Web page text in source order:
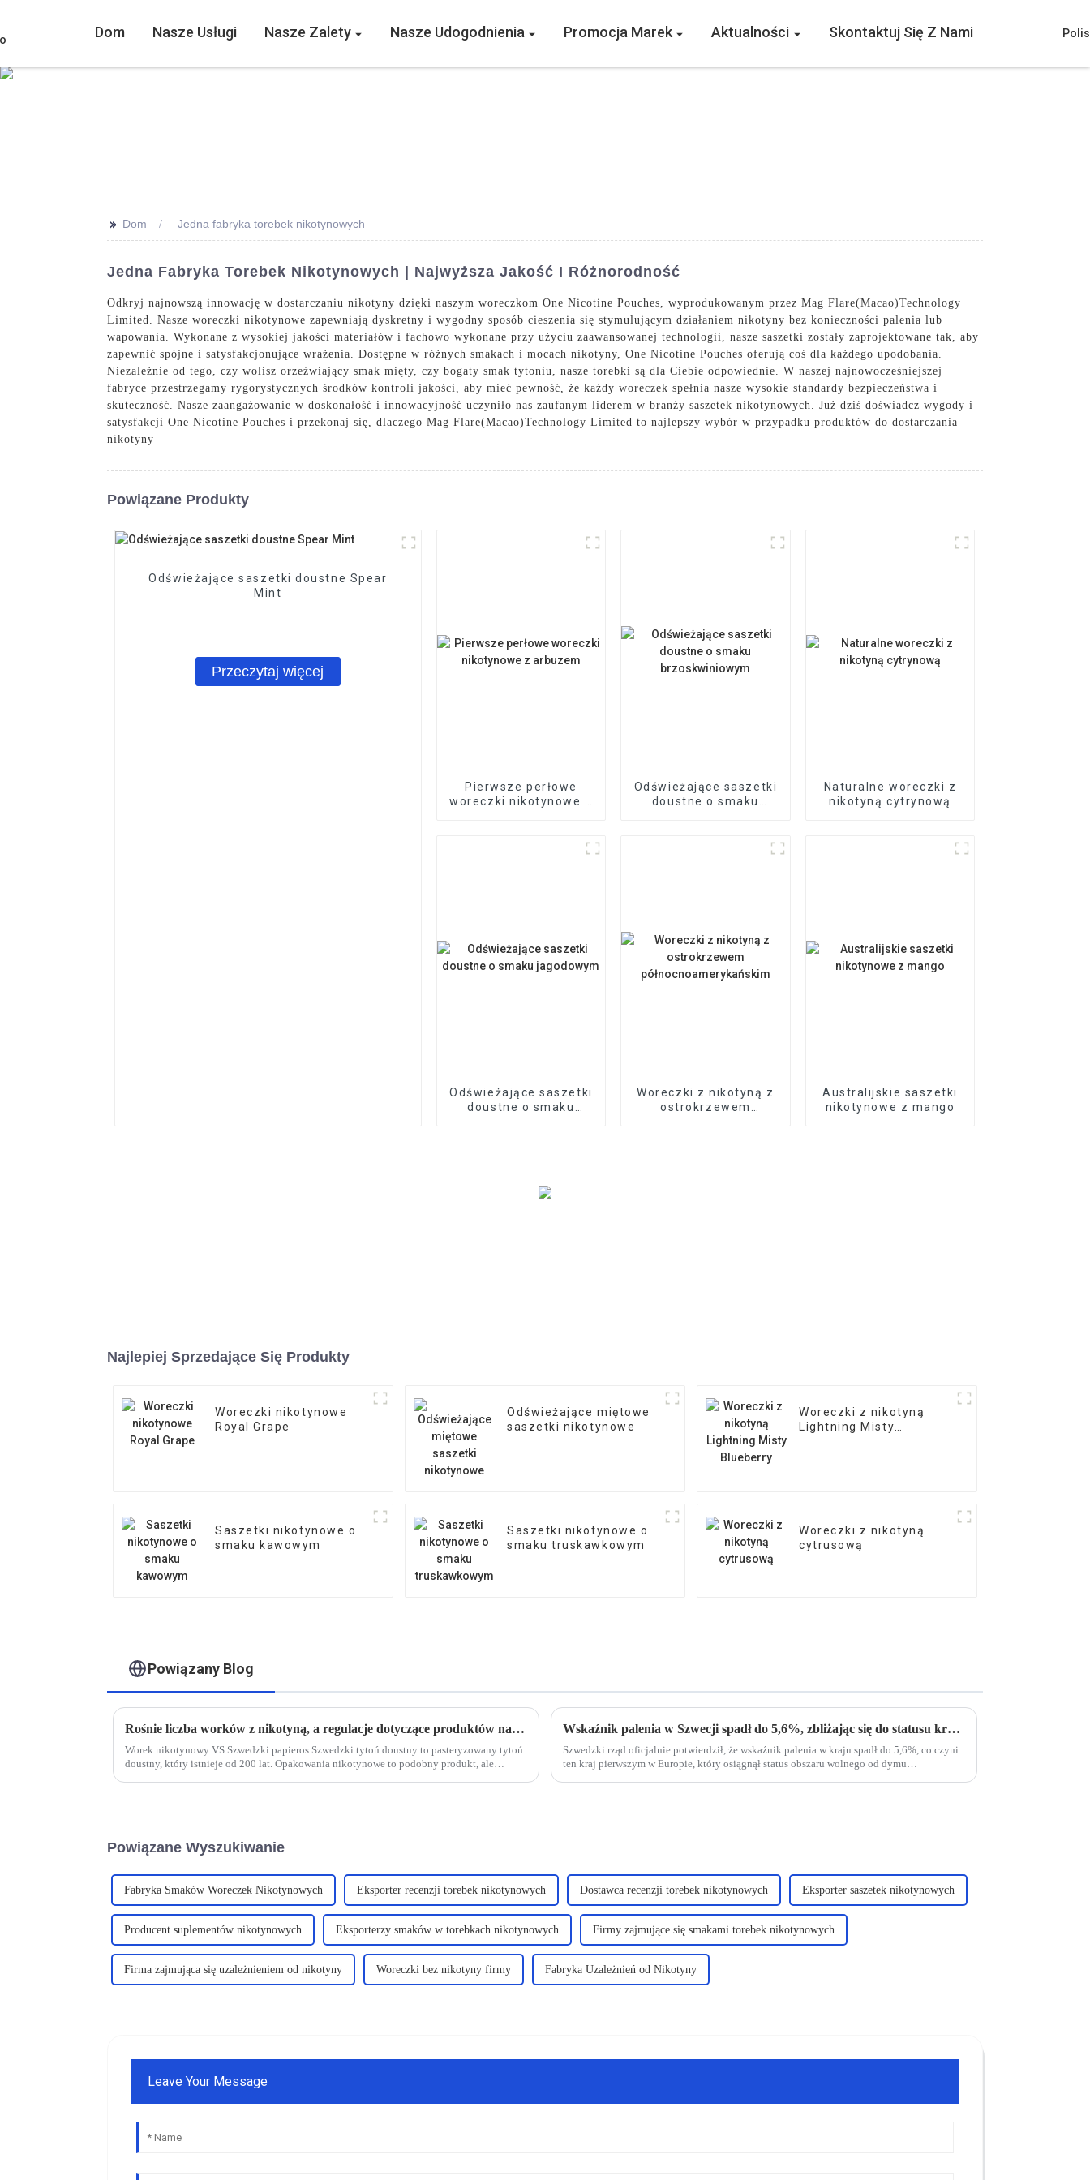
Dom Nasze Usługi Nasze Zalety Nasze Udogodnienia Promocja Marek Aktualności Skontaktuj Się Z Nami
>> Dom Jedna fabryka torebek nikotynowych
Jedna Fabryka Torebek Nikotynowych | Najwyższa Jakość I Różnorodność
Odkryj najnowszą innowację w dostarczaniu nikotyny dzięki naszym woreczkom One Nicotine Pouches, wyprodukowanym przez Mag Flare(Macao)Technology
Limited. Nasze woreczki nikotynowe zapewniają dyskretny i wygodny sposób cieszenia się stymulującym działaniem nikotyny bez konieczności palenia lub
wapowania. Wykonane z wysokiej jakości materiałów i fachowo wykonane przy użyciu zaawansowanej technologii, nasze saszetki zostały zaprojektowane tak, aby
zapewnić spójne i satysfakcjonujące wrażenia. Dostępne w różnych smakach i mocach nikotyny, One Nicotine Pouches oferują coś dla każdego upodobania.
Niezależnie od tego, czy wolisz orzeźwiający smak mięty, czy bogaty smak tytoniu, nasze torebki są dla Ciebie odpowiednie. W naszej najnowocześniejszej
fabryce przestrzegamy rygorystycznych środków kontroli jakości, aby mieć pewność, że każdy woreczek spełnia nasze wysokie standardy bezpieczeństwa i
skuteczność. Nasze zaangażowanie w doskonałość i innowacyjność uczyniło nas zaufanym liderem w branży saszetek nikotynowych. Już dziś doświadcz wygody i
satysfakcji One Nicotine Pouches i przekonaj się, dlaczego Mag Flare(Macao)Technology Limited to najlepszy wybór w przypadku produktów do dostarczania
nikotyny
Powiązane Produkty
Odświeżające saszetki doustne Spear
Mint
Przeczytaj więcej
Pierwsze perłowe
woreczki nikotynowe z
Odświeżające saszetki
doustne o smaku
Naturalne woreczki z
nikotyną cytrynową
Odświeżające saszetki
doustne o smaku
Woreczki z nikotyną z
ostrokrzewem
Australijskie saszetki
nikotynowe z mango
Najlepiej Sprzedające Się Produkty
Woreczki nikotynowe
Royal Grape
Odświeżające miętowe
saszetki nikotynowe
Woreczki z nikotyną
Lightning Misty
Saszetki nikotynowe o
smaku kawowym
Saszetki nikotynowe o
smaku truskawkowym
Woreczki z nikotyną
cytrusową
Powiązany Blog
Rośnie liczba worków z nikotyną, a regulacje dotyczące produktów nadrabiają zaległości – od niszowych po popularne
Worek nikotynowy VS Szwedzki papieros Szwedzki tytoń doustny to pasteryzowany tytoń
doustny, który istnieje od 200 lat. Opakowania nikotynowe to podobny produkt, ale
Wskaźnik palenia w Szwecji spadł do 5,6%, zbliżając się do statusu kraju wolnego od dymu
Szwedzki rząd oficjalnie potwierdził, że wskaźnik palenia w kraju spadł do 5,6%, co czyni
ten kraj pierwszym w Europie, który osiągnął status obszaru wolnego od dymu
Powiązane Wyszukiwanie
Fabryka Smaków Woreczek Nikotynowych Eksporter recenzji torebek nikotynowych Dostawca recenzji torebek nikotynowych Eksporter saszetek nikotynowych
Producent suplementów nikotynowych Eksporterzy smaków w torebkach nikotynowych Firmy zajmujące się smakami torebek nikotynowych
Firma zajmująca się uzależnieniem od nikotyny Woreczki bez nikotyny firmy Fabryka Uzależnień od Nikotyny
Leave Your Message